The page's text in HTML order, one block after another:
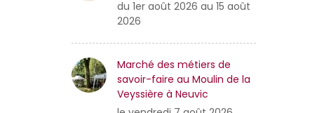
du 1er août 2026 au 15 août
2026
Marché des métiers de
savoir-faire au Moulin de la
Veyssière à Neuvic